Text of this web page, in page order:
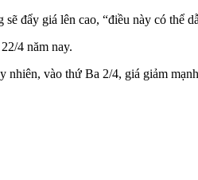
đẩy giá lên cao, “điều này có thể
4 năm nay.
nhiên, vào thứ Ba 2/4, giá giảm